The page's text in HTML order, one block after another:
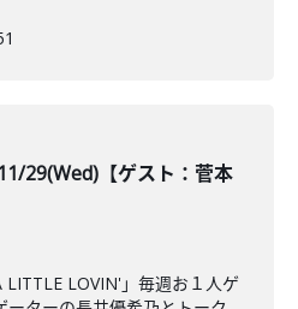
29(Wed)【ゲスト：菅本
LITTLE LOVIN'」毎週お１人ゲ